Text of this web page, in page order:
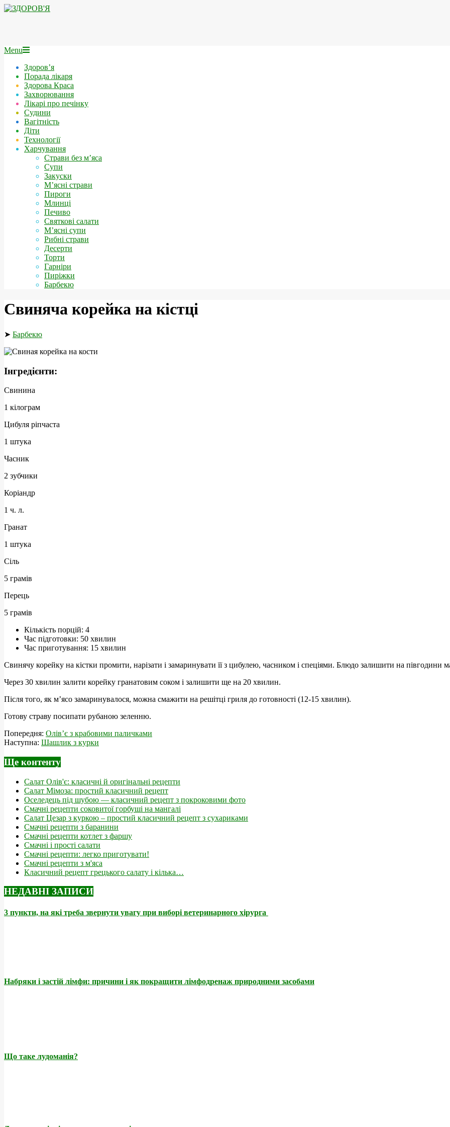
Skip
ЗДОРОВ'Я
Secondary
Menu
Menu
Здоров’я
Порада лікаря
Здорова Краса
Захворювання
Лікарі про печінку
Cудини
Вагітність
Діти
Технології
Харчування
Страви без м’яса
Супи
Закуски
М’ясні страви
Пироги
Млинці
Печиво
Святкові салати
М’ясні супи
Рибні страви
Десерти
Торти
Гарніри
Пиріжки
Барбекю
Свиняча корейка на кістці
➤ Барбекю
Інгредієнти:
Свинина
1 кілограм
Цибуля ріпчаста
1 штука
Часник
2 зубчики
Коріандр
1 ч. л.
Гранат
1 штука
Сіль
5 грамів
Перець
5 грамів
Кількість порцій: 4
Час підготовки: 50 хвилин
Час приготування: 15 хвилин
Свинячу корейку на кістки промити, нарізати і замаринувати її з цибулею, часником і спеціями. Блюдо залишити на півгодини
Через 30 хвилин залити корейку гранатовим соком і залишити ще на 20 хвилин.
Після того, як м’ясо замаринувалося, можна смажити на решітці гриля до готовності (12-15 хвилин).
Готову страву посипати рубаною зеленню.
2019-
01-
Попередня: Олів’є з крабовими паличками
Наступна: Шашлик з курки
Ще контенту
Салат Олів'є: класичні й оригінальні рецепти
Салат Мімоза: простий класичний рецепт
Оселедець під шубою — класичний рецепт з покроковими фото
Смачні рецепти соковитої горбуші на мангалі
Салат Цезар з куркою – простий класичний рецепт з сухариками
Смачні рецепти з баранини
Смачні рецепти котлет з фаршу
Смачні і прості салати
Смачні рецепти: легко приготувати!
Смачні рецепти з м'яса
Класичний рецепт грецького салату і кілька…
НЕДАВНІ ЗАПИСИ
3 пункти, на які треба звернути увагу при виборі ветеринарного хірурга
Набряки і застій лімфи: причини і як покращити лімфодренаж природними засобами
Що таке лудоманія?